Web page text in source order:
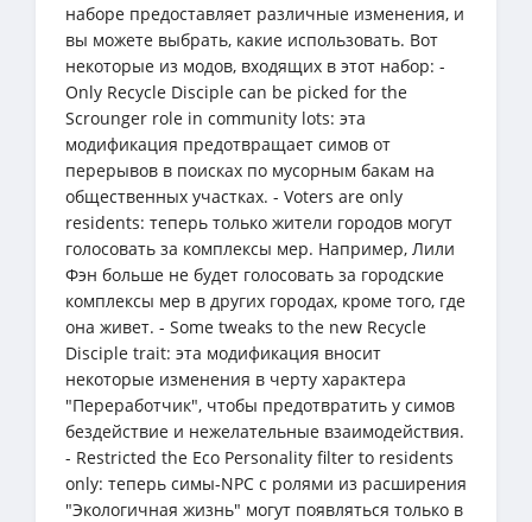
наборе предоставляет различные изменения, и
вы можете выбрать, какие использовать. Вот
некоторые из модов, входящих в этот набор: -
Only Recycle Disciple can be picked for the
Scrounger role in community lots: эта
модификация предотвращает симов от
перерывов в поисках по мусорным бакам на
общественных участках. - Voters are only
residents: теперь только жители городов могут
голосовать за комплексы мер. Например, Лили
Фэн больше не будет голосовать за городские
комплексы мер в других городах, кроме того, где
она живет. - Some tweaks to the new Recycle
Disciple trait: эта модификация вносит
некоторые изменения в черту характера
"Переработчик", чтобы предотвратить у симов
бездействие и нежелательные взаимодействия.
- Restricted the Eco Personality filter to residents
only: теперь симы-NPC с ролями из расширения
"Экологичная жизнь" могут появляться только в